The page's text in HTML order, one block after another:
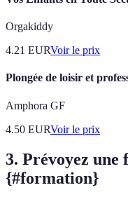
Orgakiddy
4.21 EURVoir le prix
Plongée de loisir et
Amphora GF
4.50 EURVoir le prix
3. Prévoyez une
{#formation}